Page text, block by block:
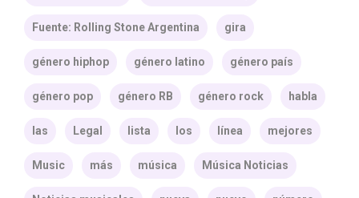
Fuente: Rolling Stone Argentina gira
género hiphop género latino género país
género pop género RB género rock habla
las Legal lista los línea mejores
Music más música Música Noticias